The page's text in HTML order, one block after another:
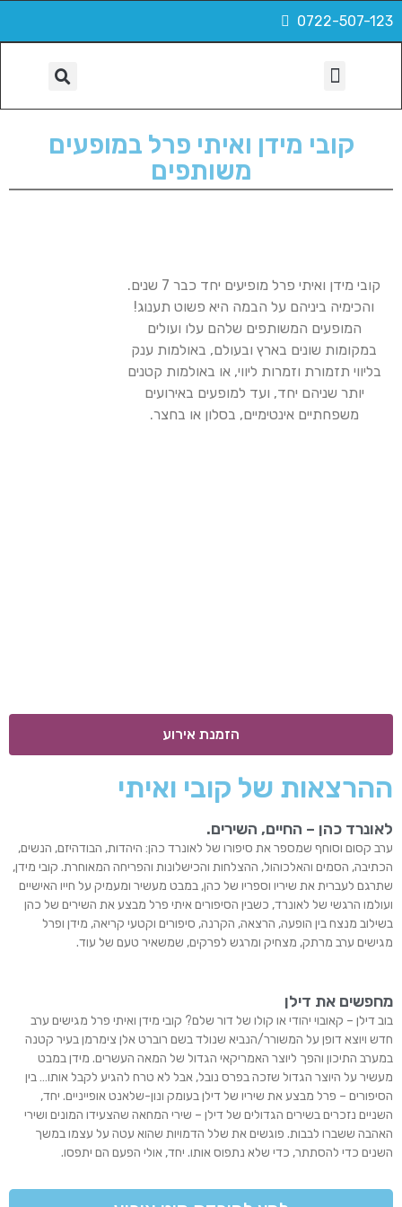
0722-507-123
קובי מידן ואיתי פרל במופעים
משותפים
קובי מידן ואיתי פרל מופיעים יחד כבר 7 שנים.
והכימיה ביניהם על הבמה היא פשוט תענוג!
המופעים המשותפים שלהם עלו ועולים
במקומות שונים בארץ ובעולם, באולמות ענק
בליווי תזמורת וזמרות ליווי, או באולמות קטנים
יותר שניהם יחד, ועד למופעים באירועים
משפחתיים אינטימיים, בסלון או בחצר.
הזמנת אירוע
ההרצאות של קובי ואיתי
לאונרד כהן – החיים, השירים.
ערב קסום וסוחף שמספר את סיפורו של לאונרד כהן: היהדות, הבודהיזם, הנשים,
הכתיבה, הסמים והאלכוהול, ההצלחות והכישלונות והפריחה המאוחרת. קובי מידן,
שתרגם לעברית את שיריו וספריו של כהן, במבט מעשיר ומעמיק על חייו האישיים
ועולמו הרגשי של לאונרד, כשבין הסיפורים איתי פרל מבצע את השירים של כהן
בשילוב מנצח בין הופעה, הרצאה, הקרנה, סיפורים וקטעי קריאה, מידן ופרל
מגישים ערב מרתק, מצחיק ומרגש לפרקים, שמשאיר טעם של עוד.
מחפשים את דילן
בוב דילן – קאובוי יהודי או קולו של דור שלם? קובי מידן ואיתי פרל מגישים ערב
חדש ויוצא דופן על המשורר/הנביא שנולד בשם רוברט אלן צימרמן בעיר קטנה
במערב התיכון והפך ליוצר האמריקאי הגדול של המאה העשרים. מידן במבט
מעשיר על היוצר הגדול שזכה בפרס נובל, אבל לא טרח להגיע לקבל אותו… בין
הסיפורים – פרל מבצע את שיריו של דילן בעומק ונון-שלאנט אופייניים. יחד,
השניים נזכרים בשירים הגדולים של דילן – שירי המחאה שהצעידו המונים ושירי
האהבה ששברו לבבות. פוגשים את שלל הדמויות שהוא עטה על עצמו במשך
השנים כדי להסתתר, כדי שלא נתפוס אותו. יחד, אולי הפעם הם יתפסו.